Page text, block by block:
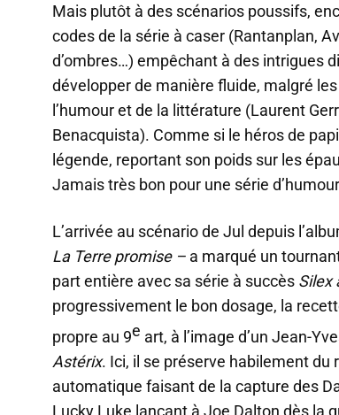
Mais plutôt à des scénarios poussifs,
codes de la série à caser (Rantanplan,
d’ombres…) empêchant à des intrigues
développer de manière fluide, malgré
l’humour et de la littérature (Laurent
Benacquista). Comme si le héros de
légende, reportant son poids sur les
Jamais très bon pour une série
L’arrivée au scénario de Jul depuis
La Terre promise – a marqué un
part entière avec sa série à succès Silex
progressivement le bon dosage, la
propre au 9e art, à l’image d’un Jean-
Astérix. Ici, il se préserve habilement du
automatique faisant de la capture des
Lucky Luke lançant à Joe Dalton dès la